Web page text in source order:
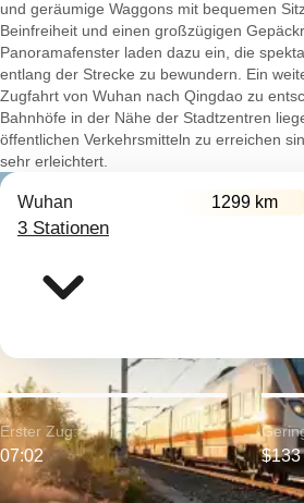
und geräumige Waggons mit bequemen
Beinfreiheit und einen großzügigen
Panoramafenster laden dazu ein, die
entlang der Strecke zu bewundern. Ein
Zugfahrt von Wuhan nach Qingdao zu
Bahnhöfe in der Nähe der Stadtzentren
öffentlichen Verkehrsmitteln zu erreichen
sehr erleichtert.
Wuhan 1299 km
3 Stationen
Erster Zug:
07:02 $133